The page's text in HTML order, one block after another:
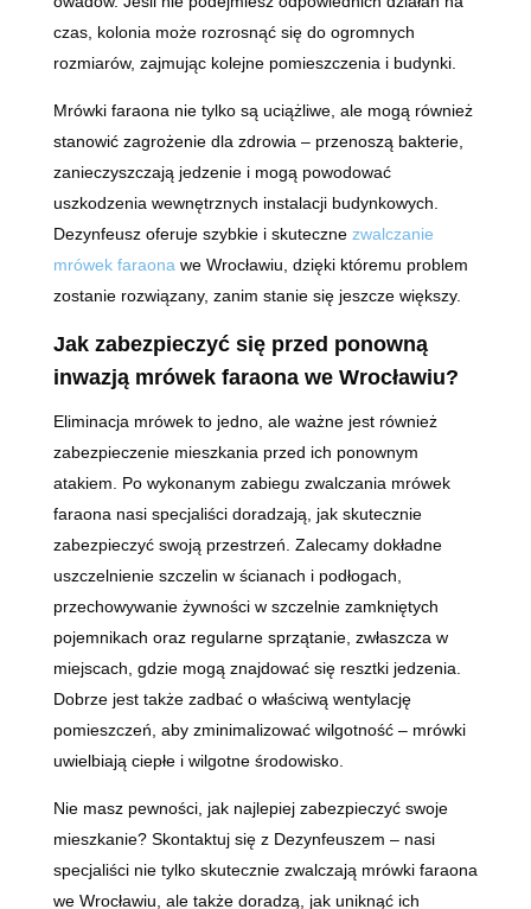
czas, kolonia może rozrosnąć się do ogromnych
rozmiarów, zajmując kolejne pomieszczenia i budynki.
Mrówki faraona nie tylko są uciążliwe, ale mogą również
stanowić zagrożenie dla zdrowia – przenoszą bakterie,
zanieczyszczają jedzenie i mogą powodować
uszkodzenia wewnętrznych instalacji budynkowych.
Dezynfeusz oferuje szybkie i skuteczne zwalczanie
mrówek faraona we Wrocławiu, dzięki któremu problem
zostanie rozwiązany, zanim stanie się jeszcze większy.
Jak zabezpieczyć się przed ponowną
inwazją mrówek faraona we Wrocławiu?
Eliminacja mrówek to jedno, ale ważne jest również
zabezpieczenie mieszkania przed ich ponownym
atakiem. Po wykonanym zabiegu zwalczania mrówek
faraona nasi specjaliści doradzają, jak skutecznie
zabezpieczyć swoją przestrzeń. Zalecamy dokładne
uszczelnienie szczelin w ścianach i podłogach,
przechowywanie żywności w szczelnie zamkniętych
pojemnikach oraz regularne sprzątanie, zwłaszcza w
miejscach, gdzie mogą znajdować się resztki jedzenia.
Dobrze jest także zadbać o właściwą wentylację
pomieszczeń, aby zminimalizować wilgotność – mrówki
uwielbiają ciepłe i wilgotne środowisko.
Nie masz pewności, jak najlepiej zabezpieczyć swoje
mieszkanie? Skontaktuj się z Dezynfeuszem – nasi
specjaliści nie tylko skutecznie zwalczają mrówki faraona
we Wrocławiu, ale także doradzą, jak uniknąć ich